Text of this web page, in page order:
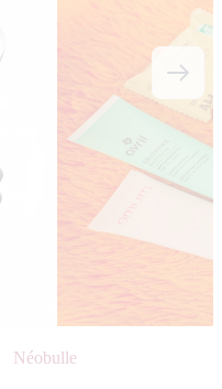
Néobulle